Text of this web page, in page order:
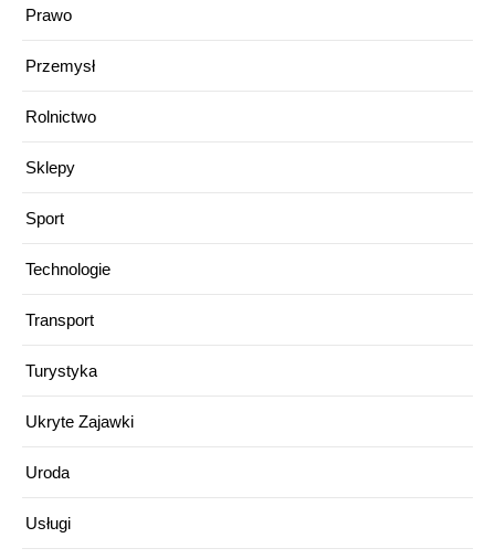
Prawo
Przemysł
Rolnictwo
Sklepy
Sport
Technologie
Transport
Turystyka
Ukryte Zajawki
Uroda
Usługi